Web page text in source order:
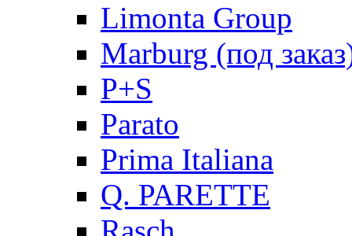
Limonta Group
Marburg (под
P+S
Parato
Prima Italiana
Q. PARETTE